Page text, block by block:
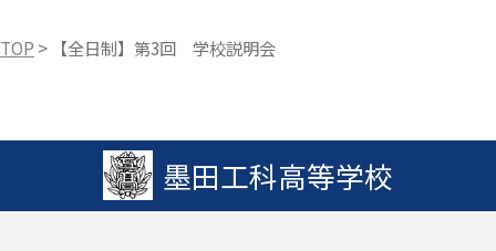
TOP > 【全日制】第3回 学校説明会
墨田工科高等学校